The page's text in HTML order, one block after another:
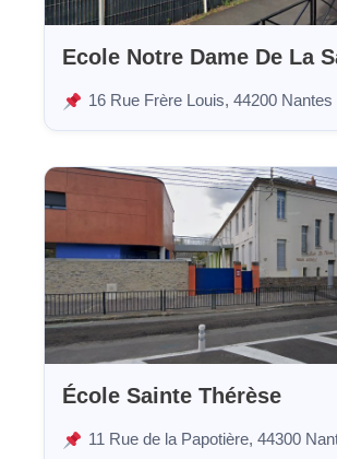
Ecole Notre Dame De La
16 Rue Frère Louis, 44200 Nantes
École Sainte Thérèse
11 Rue de la Papotière, 44300